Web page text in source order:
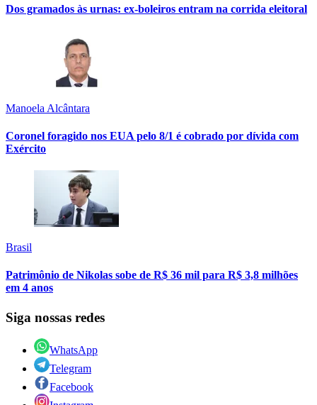
Dos gramados às urnas: ex-boleiros entram na corrida eleitoral
Manoela Alcântara
Coronel foragido nos EUA pelo 8/1 é cobrado por dívida com
Exército
Brasil
Patrimônio de Nikolas sobe de R$ 36 mil para R$ 3,8 milhões
em 4 anos
Siga nossas redes
WhatsApp
Telegram
Facebook